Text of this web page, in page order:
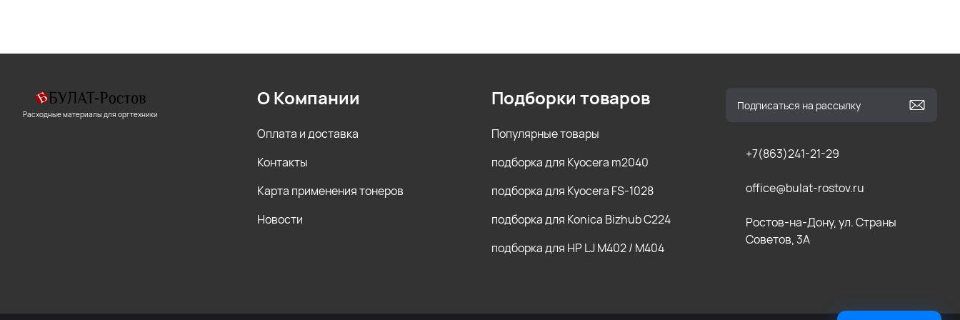
Расходные материалы для оргтехники
+7(863)241-21-29
office@bulat-rostov.ru
Ростов-на-Дону, ул. Страны
Советов, 3А
О Компании
Оплата и доставка
Контакты
Карта применения тонеров
Новости
Подборки товаров
Популярные товары
подборка для Kyocera m2040
подборка для Kyocera FS-1028
подборка для Konica Bizhub C224
подборка для HP LJ M402 / M404